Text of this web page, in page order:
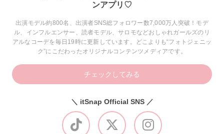
ンアプリ♡
出演モデル約800名、出演者SNS総フォロワー数7,000万人突破！モデ
ル、インフルエンサー、読者モデル、サロモなどおしゃれガールズのリ
アルなコーデを毎日19時に更新しています。どこよりも“フォトジェニッ
ク”にこだわったオリジナルコンテンツメディアです。
チェックしてみる
＼ itSnap Official SNS ／